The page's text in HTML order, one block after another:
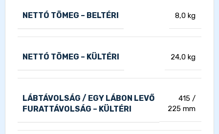
NETTÓ TÖMEG – BELTÉRI 8,0 kg
NETTÓ TÖMEG – KÜLTÉRI 24,0 kg
LÁBTÁVOLSÁG / EGY LÁBON LEVŐ
FURATTÁVOLSÁG – KÜLTÉRI
415 /
225 mm